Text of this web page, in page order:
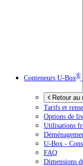
Conteneurs U-Box®
Retour au
Tarifs et
Options de
Utilisations
U-Box -
FAQ
Dimensions